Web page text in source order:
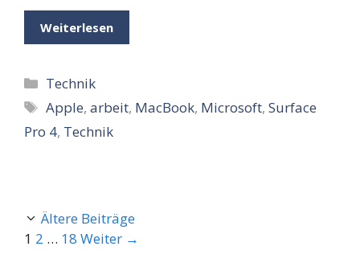
Weiterlesen
Kategorien
Technik
Schlagwörter
Apple,arbeit, MacBook, Microsoft,Surface
Pro 4, Technik
Ältere Beiträge
Seite
1 Seite
2 … Seite
18 Weiter →